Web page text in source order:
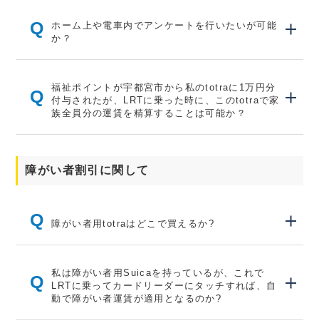
Q
ホーム上や電車内でアンケートを行いたいが可能
か？
Q
福祉ポイントが宇都宮市から私のtotraに1万円分
付与されたが、LRTに乗った時に、このtotraで家
族全員分の運賃を精算することは可能か？
障がい者割引に関して
Q 障がい者用totraはどこで買えるか?
Q
私は障がい者用Suicaを持っているが、これで
LRTに乗ってカードリーダーにタッチすれば、自
動で障がい者運賃が適用となるのか?